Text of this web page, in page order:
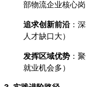
部物流企业核心岗
追求创新前沿：
人才缺口大）
发挥区域优势 ：
就业机会多）